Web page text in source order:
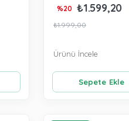
₺1.599,20
₺1.999,00
%20
Sepete Ekle
Ürünü İncele